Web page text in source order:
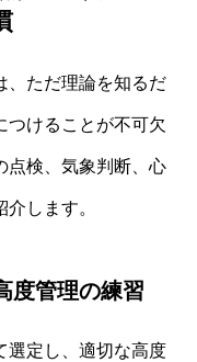
、ただ理論を知るだ
つけることが不可欠
点検、気象判断、心
します。
度管理の練習
選定し、適切な高度